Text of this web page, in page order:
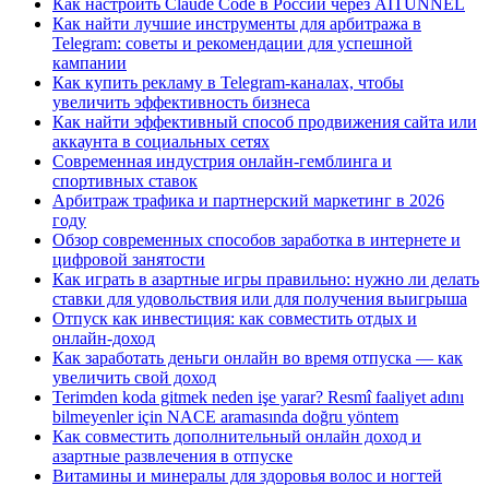
Как найти лучшие инструменты для арбитража в
Telegram: советы и рекомендации для успешной
кампании
Как купить рекламу в Telegram-каналах, чтобы
увеличить эффективность бизнеса
Как найти эффективный способ продвижения сайта или
аккаунта в социальных сетях
Современная индустрия онлайн-гемблинга и
спортивных ставок
Арбитраж трафика и партнерский маркетинг в 2026
году
Обзор современных способов заработка в интернете и
цифровой занятости
Как играть в азартные игры правильно: нужно ли делать
ставки для удовольствия или для получения выигрыша
Отпуск как инвестиция: как совместить отдых и
онлайн-доход
Как заработать деньги онлайн во время отпуска — как
увеличить свой доход
Terimden koda gitmek neden işe yarar? Resmî faaliyet adını
bilmeyenler için NACE aramasında doğru yöntem
Как совместить дополнительный онлайн доход и
азартные развлечения в отпуске
Витамины и минералы для здоровья волос и ногтей